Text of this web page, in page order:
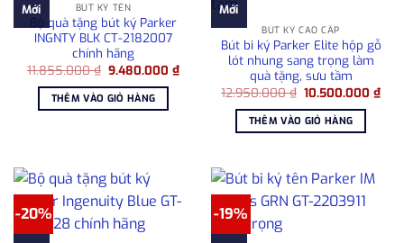
Mới BÚT KÝ TÊN
Bộ quà tặng bút ký Parker
INGNTY BLK CT-2182007
chính hãng
11.855.000₫ Giá
là:
11.855.000 ₫.
9.480.000₫Giá
hiện
9.480.000 ₫.
THÊM VÀO GIỎ HÀNG
Mới
BÚT KÝ CAO CẤP
Bút bi ký Parker Elite hộp gỗ
lót nhung sang trọng làm
quà tặng, sưu tầm
12.950.000₫ Giá
là:
12.950.000 ₫.
10.500.000₫Giá
hiện
THÊM VÀO GIỎ HÀNG
-20% -19%